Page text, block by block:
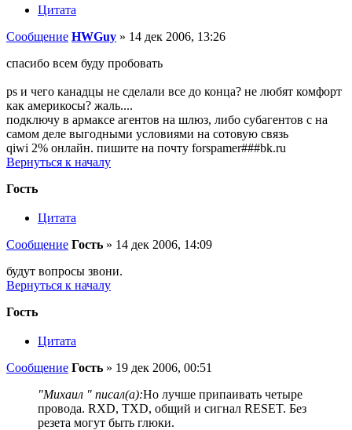
Цитата
Сообщение HWGuy » 14 дек 2006, 13:26
спасибо всем буду пробовать
ps и чего канадцы не сделали все до конца? не любят комфорт
как америкосы? жаль....
подключу в армаксе агентов на шлюз, либо субагентов с на
самом деле выгодными условиями на сотовую связь
qiwi 2% онлайн. пишите на почту forspamer###bk.ru
Вернуться к началу
Гость
Цитата
Сообщение Гость » 14 дек 2006, 14:09
будут вопросы звони.
Вернуться к началу
Гость
Цитата
Сообщение Гость » 19 дек 2006, 00:51
"Михаил " писал(а):Но лучше припаивать четыре
провода. RXD, TXD, общий и сигнал RESET. Без
резета могут быть глюки.